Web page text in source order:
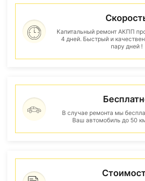
Капитальный ремонт АКПП
4 дней. Быстрый и
пару дней !
В случае ремонта мы
Ваш автомобиль до 50